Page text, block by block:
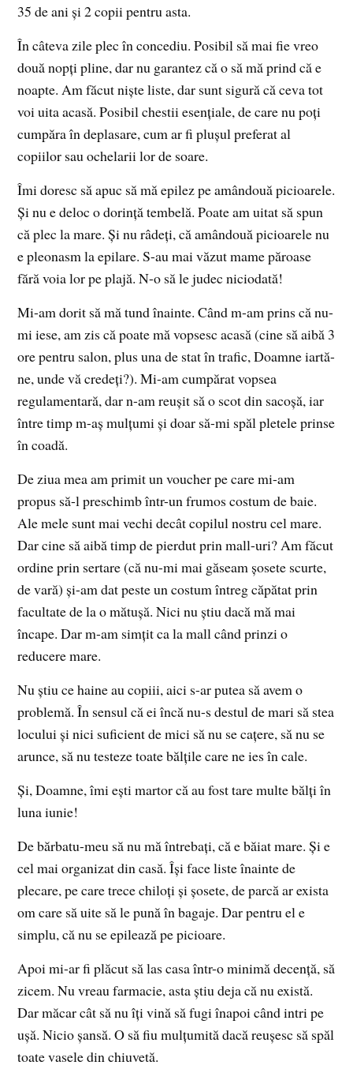
35 de ani și 2 copii pentru asta.
În câteva zile plec în concediu. Posibil să mai fie vreo
două nopți pline, dar nu garantez că o să mă prind că e
noapte. Am făcut niște liste, dar sunt sigură că ceva tot
voi uita acasă. Posibil chestii esențiale, de care nu poți
cumpăra în deplasare, cum ar fi plușul preferat al
copiilor sau ochelarii lor de soare.
Îmi doresc să apuc să mă epilez pe amândouă picioarele.
Și nu e deloc o dorință tembelă. Poate am uitat să spun
că plec la mare. Și nu râdeți, că amândouă picioarele nu
e pleonasm la epilare. S-au mai văzut mame păroase
fără voia lor pe plajă. N-o să le judec niciodată!
Mi-am dorit să mă tund înainte. Când m-am prins că nu-
mi iese, am zis că poate mă vopsesc acasă (cine să aibă 3
ore pentru salon, plus una de stat în trafic, Doamne iartă-
ne, unde vă credeți?). Mi-am cumpărat vopsea
regulamentară, dar n-am reușit să o scot din sacoșă, iar
între timp m-aș mulțumi și doar să-mi spăl pletele prinse
în coadă.
De ziua mea am primit un voucher pe care mi-am
propus să-l preschimb într-un frumos costum de baie.
Ale mele sunt mai vechi decât copilul nostru cel mare.
Dar cine să aibă timp de pierdut prin mall-uri? Am făcut
ordine prin sertare (că nu-mi mai găseam șosete scurte,
de vară) și-am dat peste un costum întreg căpătat prin
facultate de la o mătușă. Nici nu știu dacă mă mai
încape. Dar m-am simțit ca la mall când prinzi o
reducere mare.
Nu știu ce haine au copiii, aici s-ar putea să avem o
problemă. În sensul că ei încă nu-s destul de mari să stea
locului și nici suficient de mici să nu se cațere, să nu se
arunce, să nu testeze toate bălțile care ne ies în cale.
Și, Doamne, îmi ești martor că au fost tare multe bălți în
luna iunie!
De bărbatu-meu să nu mă întrebați, că e băiat mare. Și e
cel mai organizat din casă. Își face liste înainte de
plecare, pe care trece chiloți și șosete, de parcă ar exista
om care să uite să le pună în bagaje. Dar pentru el e
simplu, că nu se epilează pe picioare.
Apoi mi-ar fi plăcut să las casa într-o minimă decență, să
zicem. Nu vreau farmacie, asta știu deja că nu există.
Dar măcar cât să nu îți vină să fugi înapoi când intri pe
ușă. Nicio șansă. O să fiu mulțumită dacă reușesc să spăl
toate vasele din chiuvetă.